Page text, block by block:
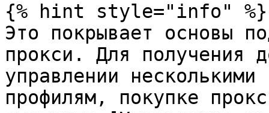
{% hint style="info" %}
Это покрывает основы
прокси. Для получения
управлении
профилям, покупке